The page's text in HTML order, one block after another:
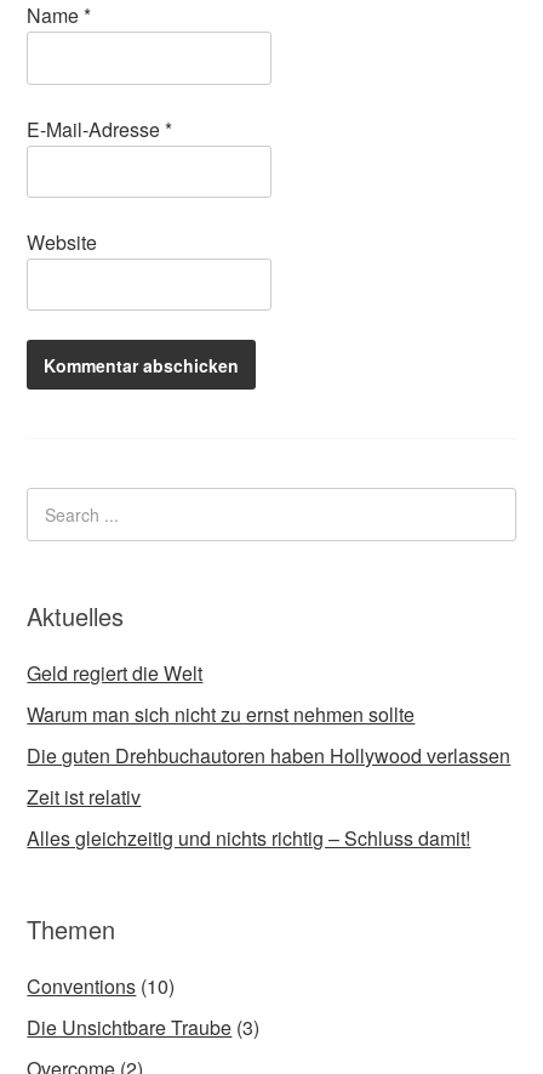
Name*
E-Mail-Adresse*
Website
Aktuelles
Geld regiert die Welt
Warum man sich nicht zu ernst nehmen sollte
Die guten Drehbuchautoren haben Hollywood verlassen
Zeit ist relativ
Alles gleichzeitig und nichts richtig – Schluss damit!
Themen
Conventions (10)
Die Unsichtbare Traube (3)
Overcome (2)